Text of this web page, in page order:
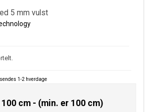
5 mm vulst
1-2 hverdage
cm - (min. er 100 cm)